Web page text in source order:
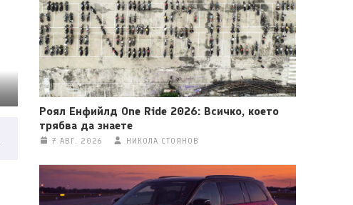
Роял Енфийлд One Ride 2026: Всичко, което
трябва да знаете
7 АВГ. 2026 НИКОЛА СТОЯНОВ